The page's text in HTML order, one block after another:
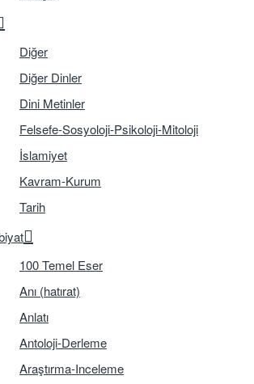
Diğer
Diğer Dinler
Dini Metinler
Felsefe-Sosyoloji-Psikoloji-Mitoloji
İslamiyet
Kavram-Kurum
Tarih
100 Temel Eser
Anı (hatırat)
Anlatı
Antoloji-Derleme
Araştırma-Inceleme